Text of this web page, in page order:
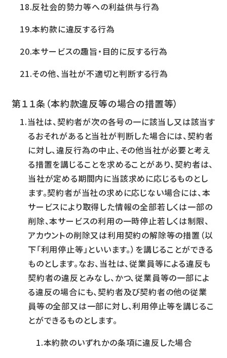
反社会的勢力等への利益供与行為
本約款に違反する行為
本サービスの趣旨・目的に反する行為
その他、当社が不適切と判断する行為
第１１条（本約款違反等の場合の措置等）
当社は、契約者が次の各号の一に該当し又は該当す
るおそれがあると当社が判断した場合には、契約者
に対し、違反行為の中止、その他当社が必要と考え
る措置を講じることを求めることがあり、契約者は、
当社が定める期間内に当該求めに応じるものとし
ます。契約者が当社の求めに応じない場合には、本
サービスにより取得した情報の全部若しくは一部の
削除、本サービスの利用の一時停止若しくは制限、
アカウントの削除又は利用契約の解除等の措置（以
下「利用停止等」といいます。）を講じることができる
ものとします。なお、当社は、従業員等による違反も
契約者の違反とみなし、かつ、従業員等の一部によ
る違反の場合にも、契約者及び契約者の他の従業
員等の全部又は一部に対し、利用停止等を講じるこ
とができるものとします。
本約款のいずれかの条項に違反した場合